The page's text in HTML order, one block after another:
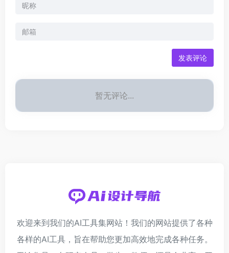
发表评论
暂无评论...
欢迎来到我们的AI工具集网站！我们的网站提供了各种
各样的AI工具，旨在帮助您更加高效地完成各种任务。